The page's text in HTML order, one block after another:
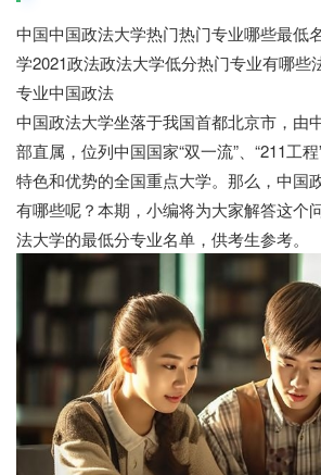
中国中国政法大学热门热门专业哪些最低
学2021政法政法大学低分热门专业有哪些
专业中国政法
中国政法大学坐落于我国首都北京市，由
部直属，位列中国国家“双一流”、“211工
特色和优势的全国重点大学。那么，中国
有哪些呢？本期，小编将为大家解答这个
法大学的最低分专业名单，供考生参考。